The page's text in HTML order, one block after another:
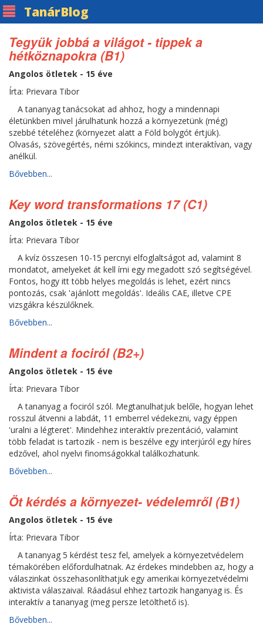
TanárBlog
Tegyük jobbá a világot - tippek a
hétköznapokra (B1)
Angolos ötletek - 15 éve
Írta: Prievara Tibor
A tananyag tanácsokat ad ahhoz, hogy a mindennapi
életünkben mivel járulhatunk hozzá a környezetünk (még)
szebbé tételéhez (környezet alatt a Föld bolygót értjük).
Olvasás, szövegértés, némi szókincs, mindezt interaktívan, vagy
anélkül.
Bővebben...
Key word transformations 17 (C1)
Angolos ötletek - 15 éve
Írta: Prievara Tibor
A kvíz összesen 10-15 percnyi elfoglaltságot ad, valamint 8
mondatot, amelyeket át kell írni egy megadott szó segítségével.
Fontos, hogy itt több helyes megoldás is lehet, ezért nincs
pontozás, csak 'ajánlott megoldás'. Ideális CAE, illetve CPE
vizsgákra készülőknek.
Bővebben...
Mindent a fociról (B2+)
Angolos ötletek - 15 éve
Írta: Prievara Tibor
A tananyag a fociról szól. Megtanulhatjuk belőle, hogyan lehet
rosszul átvenni a labdát, 11 emberrel védekezni, vagy éppen
'uralni a légteret'. Mindehhez interaktív prezentáció, valamint
több feladat is tartozik - nem is beszélve egy interjúról egy híres
edzővel, ahol nyelvi finomságokkal találkozhatunk.
Bővebben...
Öt kérdés a környezet- védelemről (B1)
Angolos ötletek - 15 éve
Írta: Prievara Tibor
A tananyag 5 kérdést tesz fel, amelyek a környezetvédelem
témakörében előfordulhatnak. Az érdekes mindebben az, hogy a
válaszinkat összehasonlíthatjuk egy amerikai környezetvédelmi
aktivista válaszaival. Ráadásul ehhez tartozik hanganyag is. És
interaktív a tananyag (meg persze letölthető is).
Bővebben...